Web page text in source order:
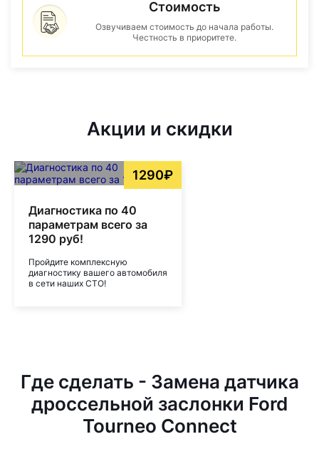
Стоимость
Озвучиваем стоимость до начала работы.
Честность в приоритете.
Акции и скидки
1290₽
Диагностика по 40
параметрам всего за
1290 руб!
Пройдите комплексную
диагностику вашего автомобиля
в сети наших СТО!
Где сделать - Замена датчика
дроссельной заслонки Ford
Tourneo Connect